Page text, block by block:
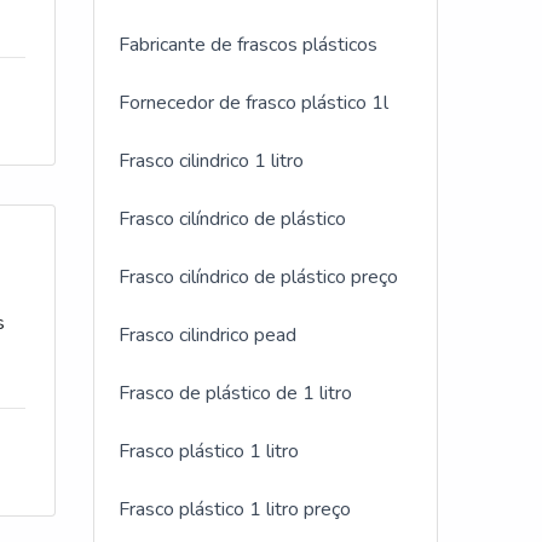
Fabricante de frascos plásticos
Fornecedor de frasco plástico 1l
Frasco cilindrico 1 litro
Frasco cilíndrico de plástico
Frasco cilíndrico de plástico preço
Frasco cilindrico pead
Frasco de plástico de 1 litro
Frasco plástico 1 litro
Frasco plástico 1 litro preço